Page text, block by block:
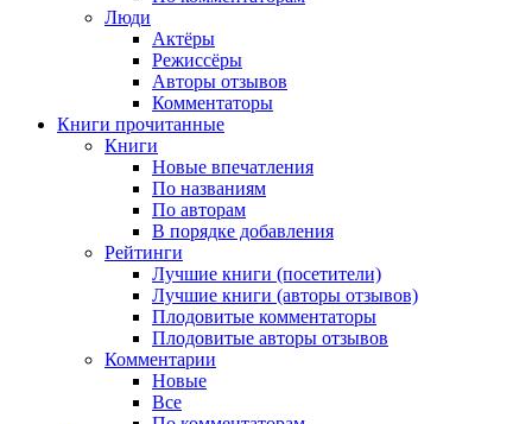
Люди
Актёры
Режиссёры
Авторы отзывов
Комментаторы
Книги прочитанные
Книги
Новые впечатления
По названиям
По авторам
В порядке добавления
Рейтинги
Лучшие книги (посетители)
Лучшие книги (авторы отзывов)
Плодовитые комментаторы
Плодовитые авторы отзывов
Комментарии
Новые
Все